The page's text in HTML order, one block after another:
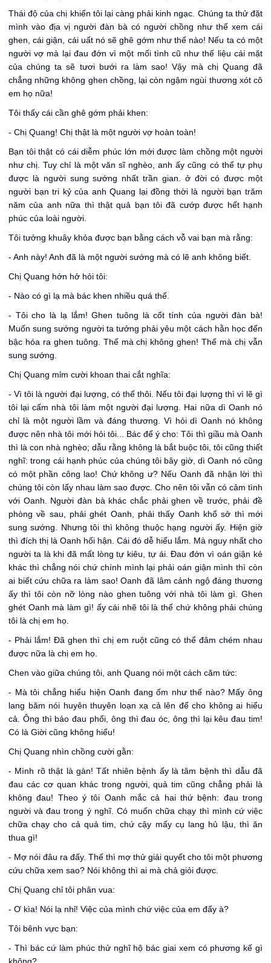
Thái độ của chị khiến tôi lại càng phải kinh ngạc. Chúng ta thử đặt
mình vào địa vị người đàn bà có người chồng như thế xem cái
ghen, cái giận, cái uất nó sẽ ghê gớm như thế nào! Nếu ta có một
người vợ mà lại đau đớn vì một mối tình cũ như thế liệu cái mặt
của chúng ta sẽ tươi bưới ra làm sao! Vậy mà chị Quang đã
chẳng những không ghen chồng, lại còn ngậm ngùi thương xót cô
em họ nữa!
Tôi thấy cái cần ghê gớm phải khen:
- Chị Quang! Chị thật là một người vợ hoàn toàn!
Bạn tôi thật có cái diễm phúc lớn mới được làm chồng một người
như chị. Tuy chỉ là một văn sĩ nghèo, anh ấy cũng có thể tự phụ
được là người sung sướng nhất trần gian. ở đời có được một
người bạn tri kỷ của anh Quang lại đồng thời là người bạn trăm
năm của anh nữa thì thật quả bạn tôi đã cướp được hết hạnh
phúc của loài người.
Tôi tưởng khuây khỏa được bạn bằng cách vỗ vai bạn mà rằng:
- Anh này! Anh đã là một người sướng mà có lẽ anh không biết.
Chị Quang hớn hở hỏi tôi:
- Nào có gì lạ mà bác khen nhiều quá thế.
- Tôi cho là lạ lắm! Ghen tuông là cốt tính của người đàn bà!
Muốn sung sướng người ta tưởng phải yêu một cách hằn học đến
bậc hóa ra ghen tuông. Thế mà chị không ghen! Thế mà chị vẫn
sung sướng.
Chị Quang mỉm cười khoan thai cắt nghĩa:
- Vì tôi là người đại lượng, có thế thôi. Nếu tôi đại lượng thì vì lẽ gì
tôi lại cấm nhà tôi làm một người đại lượng. Hai nữa dì Oanh nó
chỉ là một người lầm và đáng thương. Vì hỏi dì Oanh nó không
được nên nhà tôi mới hỏi tôi... Bác để ý cho: Tôi thì giầu mà Oanh
thì là con nhà nghèo; dẫu rằng không là bắt buộc tôi, tôi cũng thiết
nghĩ: trong cái hạnh phúc của chúng tôi bây giờ, dì Oanh nó cũng
có một phần công lao! Chứ không ư? Nếu Oanh đã nhận lời thì
chúng tôi còn lấy nhau làm sao được. Cho nên tôi vẫn có cảm tình
với Oanh. Người đàn bà khác chắc phải ghen về trước, phải đề
phòng về sau, phải ghét Oanh, phải thấy Oanh khổ sở thì mới
sung sướng. Nhưng tôi thì không thuộc hạng người ấy. Hiện giờ
thì đích thị là Oanh hối hận. Cái đó dễ hiểu lắm. Mà nguy nhất cho
người ta là khi đã mất lòng tự kiêu, tự ái. Đau đớn vì oán giận kẻ
khác thì chẳng nói chứ chính mình lại phải oán giận mình thì còn
ai biết cứu chữa ra làm sao! Oanh đã lâm cảnh ngộ đáng thương
ấy thì tôi còn nỡ lòng nào ghen tuông với nhà tôi làm gì. Ghen
ghét Oanh mà làm gì! ấy cái nhẽ tôi là thế chứ không phải chúng
tôi là chị em họ.
- Phải lắm! Đã ghen thì chị em ruột cũng có thể đâm chém nhau
được nữa là chị em họ.
Chen vào giữa chúng tôi, anh Quang nói một cách căm tức:
- Mà tôi chẳng hiểu hiện Oanh đang ốm như thế nào? Mấy ông
lang băm nói huyên thuyên loạn xạ cả lên để cho không ai hiểu
cả. Ông thì bảo đau phổi, ông thì đau óc, ông thì lại kêu đau tim!
Có là Giời cũng không hiểu!
Chị Quang nhìn chồng cười gằn:
- Mình rõ thật là gàn! Tất nhiên bệnh ấy là tâm bệnh thì dẫu đã
đau các cơ quan khác trong người, quả tim cũng chẳng phải là
không đau! Theo ý tôi Oanh mắc cả hai thứ bệnh: đau trong
người và đau trong ý nghĩ. Có muốn chữa chạy thì mình cứ việc
chữa chạy cho cả quả tim, chứ cậy mấy cụ lang hủ lậu, thì ăn
thua gì!
- Mợ nói đâu ra đấy. Thế thì mợ thử giải quyết cho tôi một phương
cứu chữa xem sao? Nói không thì ai mà chả giỏi được.
Chị Quang chỉ tôi phân vua:
- Ơ kìa! Nói lạ nhỉ! Việc của mình chứ việc của em đấy à?
Tôi bênh vực bạn:
- Thì bác cứ làm phúc thử nghĩ hộ bác giai xem có phương kế gì